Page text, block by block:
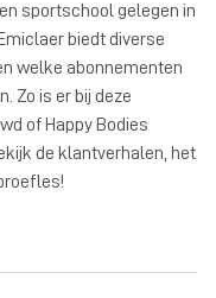
sportschool gelegen in
biedt diverse
welke abonnementen
Zo is er bij deze
of Happy Bodies
de klantverhalen, het